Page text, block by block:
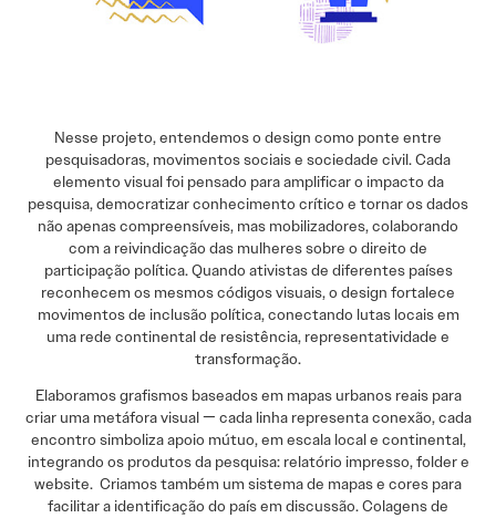
Nesse projeto, entendemos o design como ponte entre
pesquisadoras, movimentos sociais e sociedade civil. Cada
elemento visual foi pensado para amplificar o impacto da
pesquisa, democratizar conhecimento crítico e tornar os dados
não apenas compreensíveis, mas mobilizadores, colaborando
com a reivindicação das mulheres sobre o direito de
participação política. Quando ativistas de diferentes países
reconhecem os mesmos códigos visuais, o design fortalece
movimentos de inclusão política, conectando lutas locais em
uma rede continental de resistência, representatividade e
transformação.
Elaboramos grafismos baseados em mapas urbanos reais para
criar uma metáfora visual — cada linha representa conexão, cada
encontro simboliza apoio mútuo, em escala local e continental,
integrando os produtos da pesquisa: relatório impresso, folder e
website. Criamos também um sistema de mapas e cores para
facilitar a identificação do país em discussão. Colagens de